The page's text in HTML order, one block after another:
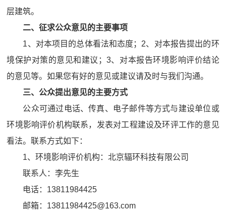
层建筑。
二、征求公众意见的主要事项
1、对本项目的总体看法和态度；2、对本报告提出的环
境保护对策的意见和建议；3、对本报告环境影响评价结论
的意见等。如果您有好的意见或建议请及时与我们沟通。
三、公众提出意见的主要方式
公众可通过电话、传真、电子邮件等方式与建设单位或
环境影响评价机构联系，发表对工程建设及环评工作的意见
看法。联系方式如下：
1、环境影响评价机构：北京辐环科技有限公司
联系人：李先生
电话：13811984425
邮箱：13811984425@163.com